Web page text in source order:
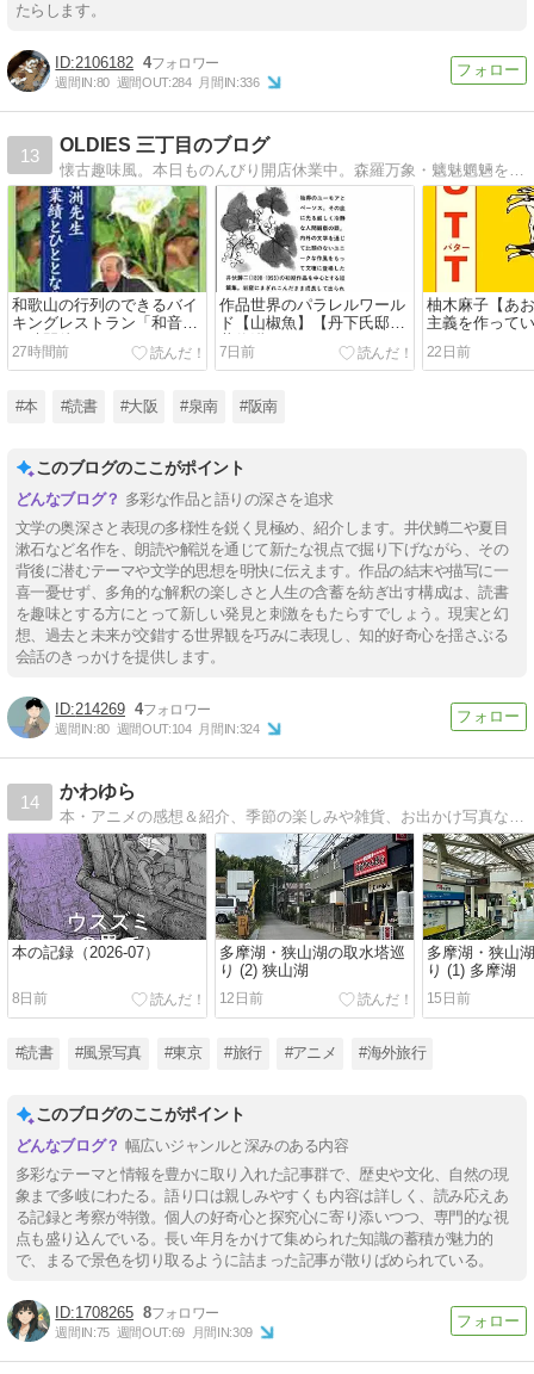
たらします。
2106182 4
週間IN:80 週間OUT:284 月間IN:336
13
OLDIES 三丁目のブログ
和歌山の行列のできるバイ
キングレストラン「和音」
１時間待ち
27時間前
作品世界のパラレルワール
ド【山椒魚】【丹下氏邸】
井伏鱒二
7日前
柚木麻子【あ
主義を作って
22日前
#本 #読書 #大阪 #泉南 #阪南
このブログのここがポイント
多彩な作品と語りの深さを追求
文学の奥深さと表現の多様性を鋭く見極め、紹介します。井伏鱒二や夏目
漱石など名作を、朗読や解説を通じて新たな視点で掘り下げながら、その
背後に潜むテーマや文学的思想を明快に伝えます。作品の結末や描写に一
喜一憂せず、多角的な解釈の楽しさと人生の含蓄を紡ぎ出す構成は、読書
を趣味とする方にとって新しい発見と刺激をもたらすでしょう。現実と幻
想、過去と未来が交錯する世界観を巧みに表現し、知的好奇心を揺さぶる
会話のきっかけを提供します。
214269 4
週間IN:80 週間OUT:104 月間IN:324
14
かわゆら
本の記録（2026-07）
8日前
多摩湖・狭山湖の取水塔巡
り (2) 狭山湖
12日前
多摩湖・狭山
り (1) 多摩湖
15日前
#読書 #風景写真 #東京 #旅行 #アニメ #海外旅行
このブログのここがポイント
幅広いジャンルと深みのある内容
多彩なテーマと情報を豊かに取り入れた記事群で、歴史や文化、自然の現
象まで多岐にわたる。語り口は親しみやすくも内容は詳しく、読み応えあ
る記録と考察が特徴。個人の好奇心と探究心に寄り添いつつ、専門的な視
点も盛り込んでいる。長い年月をかけて集められた知識の蓄積が魅力的
で、まるで景色を切り取るように詰まった記事が散りばめられている。
1708265 8
週間IN:75 週間OUT:69 月間IN:309